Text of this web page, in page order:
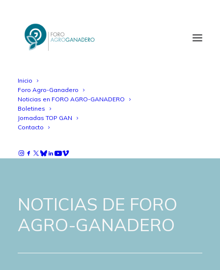
Inicio
Foro Agro-Ganadero
Noticias en FORO AGRO-GANADERO
Boletines
Jornadas TOP GAN
Contacto
NOTICIAS DE FORO
AGRO-GANADERO